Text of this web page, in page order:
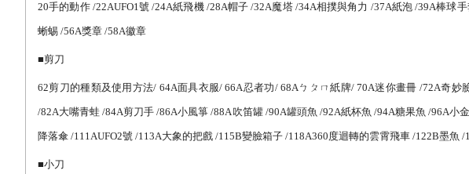
20手的動作/22AUFO1號 /24A紙飛機/28A帽子 /32A魔塔/34A相撲與角力 /37A紙泡 /39A棒球
蜥蜴 /56A獎章 /58A徽章
■剪刀
62剪刀的種類及使用方法/ 64A面具衣服/ 66A忍者功/ 68Aㄅㄆㄇ紙牌/ 70A迷你畫冊 /72A奇妙
/82A大嘴青蛙 /84A剪刀手 /86A小風箏 /88A吹笛罐/90A罐頭魚 /92A紙杯魚 /94A糖果魚 /96A小
降落傘 /111AUFO2號 /113A大象的把戲 /115B變臉箱子 /118A360度迴轉的雲霄飛車 /122B墨魚 /
■小刀